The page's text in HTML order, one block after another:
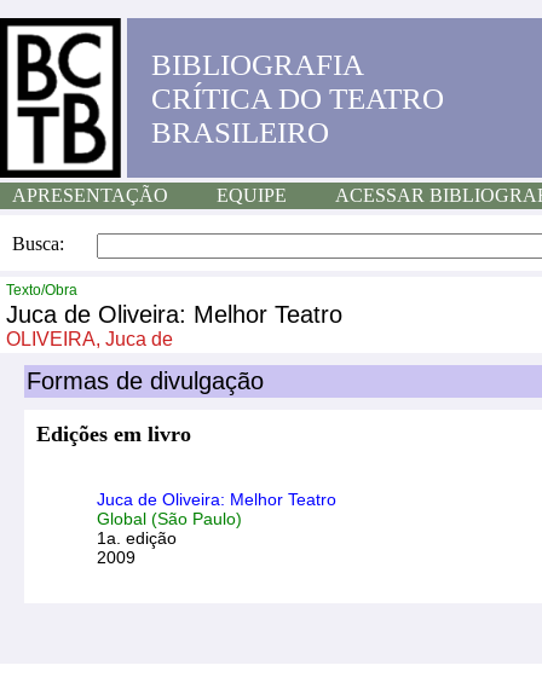
BIBLIOGRAFIA
CRÍTICA DO TEATRO
BRASILEIRO
APRESENTAÇÃO EQUIPE ACESSAR
Busca:
Texto/Obra
Juca de Oliveira: Melhor Teatro
OLIVEIRA, Juca de
Formas de divulgação
Edições em livro
Juca de Oliveira: Melhor Teatro
Global (São Paulo)
1a. edição
2009